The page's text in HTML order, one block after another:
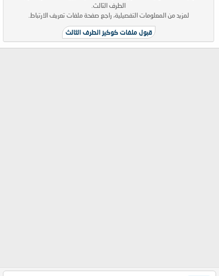
الطرف الثالث.
لمزيد من المعلومات التفصيلية، راجع صفحة ملفات تعريف الارتباط
قبول ملفات كوكيز الطرف الثالث